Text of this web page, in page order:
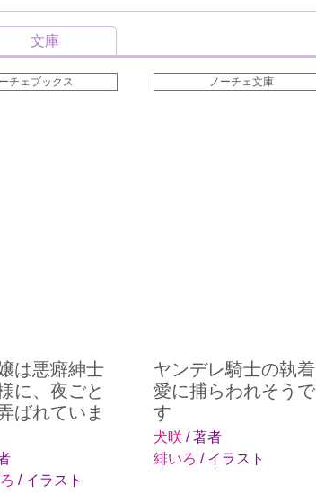
文庫
チェブックス
は悪癖紳士
に、夜ごと
ばれていま
/ イラスト
ノーチェ文庫
ヤンデレ騎士の執着
愛に捕らわれそうで
す
犬咲 / 著者
緋いろ / イラスト